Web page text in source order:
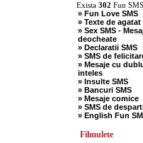
» Umor Negru
» Vanatori
Exista 302 Fun
» Fun Love SMS
» Texte de agatat
» Sex SMS -
deocheate
» Declaratii SMS
» SMS de
» Mesaje cu
inteles
» Insulte SMS
» Bancuri SMS
» Mesaje comice
» SMS de
» English Fun
Filmulete